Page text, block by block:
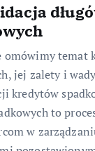
omówimy temat
jej zalety i
kredytów
to
w